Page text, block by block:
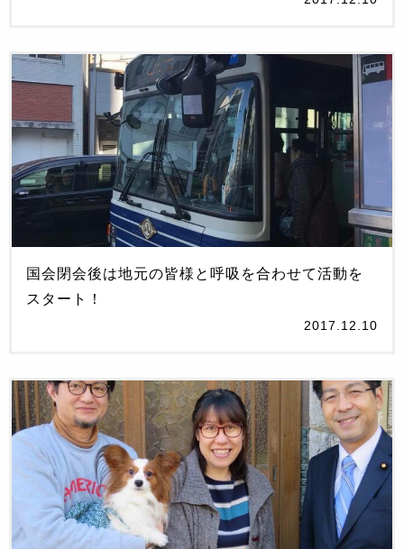
国会閉会後は地元の皆様と呼吸を合わせて活動を
スタート！
2017.12.10